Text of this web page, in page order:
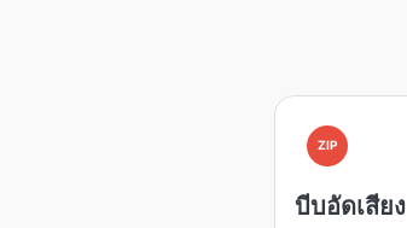
ZIP
บีบอัดเสียง